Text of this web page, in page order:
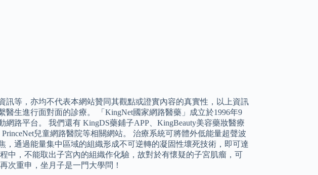
訊等，亦均不代表本網站贊同其觀點或證實內容的真實性，以上資訊
生進行面對面的診療。 「KingNet國家網路醫藥」成立於1996年9
路平台。 我們還有 KingDS藥鋪子APP、KingBeauty美容藥妝醫療
兒童網路醫院等相關網站。 治療系統可將體外低能量超聲波
，通過能量集中區域的組織形成不可逆轉的凝固性壞死技術，即可達
中，不能取出子宮內的組織作化驗，故對於有懷疑的子宮肌瘤，可
次重申，坐月子是一門大學問！